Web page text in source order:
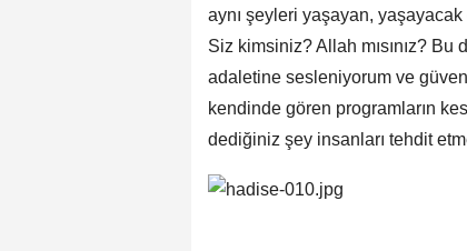
aynı şeyleri yaşayan, yaşayacak
Siz kimsiniz? Allah mısınız?
adaletine sesleniyorum ve
kendinde gören programların
dediğiniz şey insanları tehdit